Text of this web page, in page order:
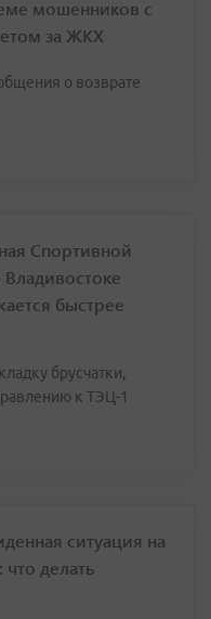
мошенников с
за ЖКХ
о возврате
Спортивной
Владивостоке
быстрее
брусчатки,
к ТЭЦ-1
ситуация на
что делать